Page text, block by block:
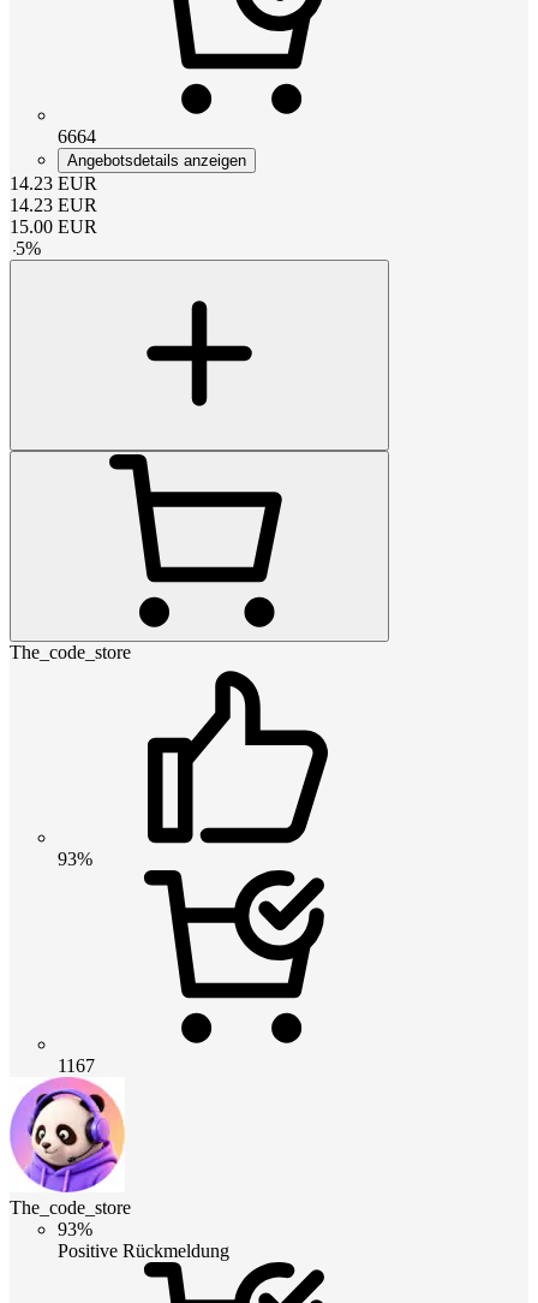
6664
Angebotsdetails anzeigen
14.23 EUR
14.23 EUR
15.00 EUR
-5%
The_code_store
93%
1167
The_code_store
93%
Positive Rückmeldung